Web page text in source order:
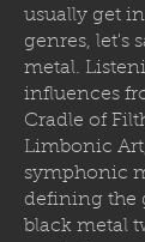
usually get
genres, let's
metal.
influences
Cradle of
Limbonic
symphonic
defining the
black metal